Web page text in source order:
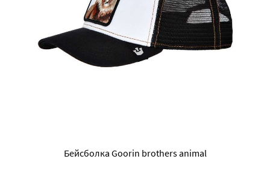
Бейсболка Goorin brothers animal